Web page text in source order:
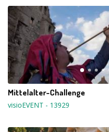
Mittelalter-Challenge
visioEVENT - 13929